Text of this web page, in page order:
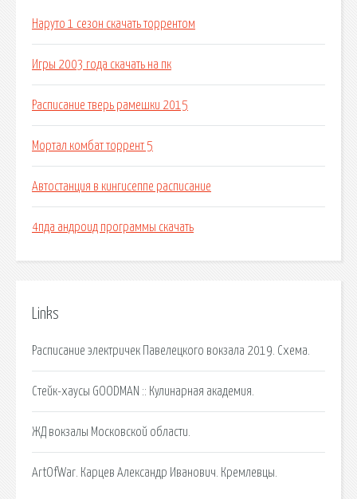
Наруто 1 сезон скачать торрентом
Игры 2003 года скачать на пк
Расписание тверь рамешки 2015
Мортал комбат торрент 5
Автостанция в кингисеппе расписание
4пда андроид программы скачать
Links
Расписание электричек Павелецкого вокзала 2019. Схема.
Стейк-хаусы GOODMAN :: Кулинарная академия.
ЖД вокзалы Московской области.
ArtOfWar. Карцев Александр Иванович. Кремлевцы.